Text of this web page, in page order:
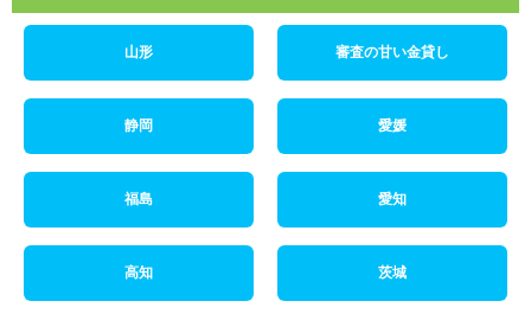
山形 審査の甘い金貸し
静岡 愛媛
福島 愛知
高知 茨城